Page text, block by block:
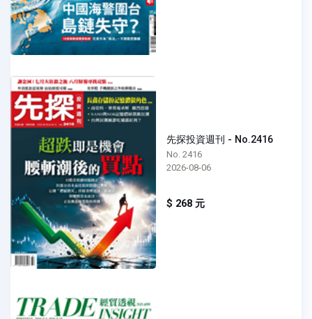
先探投資週刊 - No.2416
No. 2416
2026-08-06
$ 268 元